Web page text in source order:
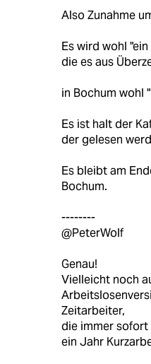
Also Zunahme
Es wird wohl
die es aus
in Bochum wohl
Es ist halt der
der gelesen
Es bleibt am
Bochum.
--------
@PeterWolf
Genau!
Vielleicht noch
Zeitarbeiter,
die immer sofort
ein Jahr